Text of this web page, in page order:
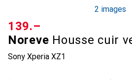
2 images
Noreve Housse cuir
Sony Xperia XZ1
CHF
139.–